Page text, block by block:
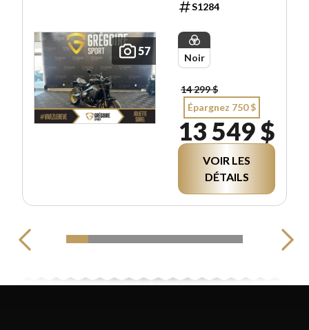
57
S1284
Noir
14 299 $
Épargnez 750 $
13 549 $
VOIR LES
DÉTAILS